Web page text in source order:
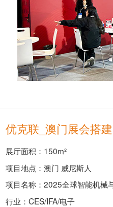
优克联_澳门展会搭建
展厅面积：150m²
项目地点：澳门 威尼斯人
项目名称：2025全球智能机械
行业：CES/IFA/电子